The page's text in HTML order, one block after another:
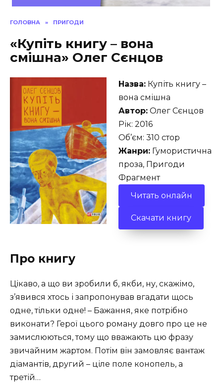
ГОЛОВНА » ПРИГОДИ
«Купіть книгу – вона
смішна» Олег Сєнцов
Назва: Купіть книгу –
вона смішна
Автор: Олег Сєнцов
Рік: 2016
Об’єм: 310 стор
Жанри: Гумористична
проза, Пригоди
Фрагмент
Читать онлайн
Скачати книгу
Про книгу
Цікаво, а що ви зробили б, якби, ну, скажімо,
з’явився хтось і запропонував вгадати щось
одне, тільки одне! – Бажання, яке потрібно
виконати? Герої цього роману довго про це не
замислюються, тому що вважають цю фразу
звичайним жартом. Потім він замовляє вантаж
діамантів, другий – ціле поле конопель, а
третій…